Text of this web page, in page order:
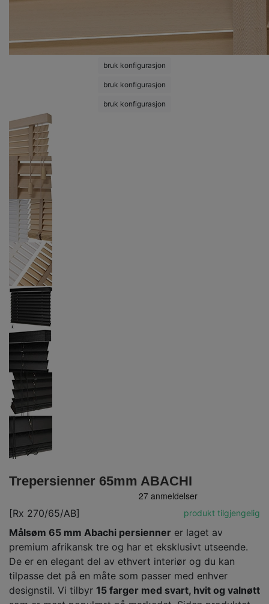
bruk konfigurasjon
bruk konfigurasjon
bruk konfigurasjon
Trepersienner 65mm ABACHI
[Rx 270/65/AB] produkt tilgjengelig
Målsøm 65 mm Abachi persienner er laget av
premium afrikansk tre og har et eksklusivt utseende.
De er en elegant del av ethvert interiør og du kan
tilpasse det på en måte som passer med enhver
designstil. Vi tilbyr 15 farger med svart, hvit og valnøtt